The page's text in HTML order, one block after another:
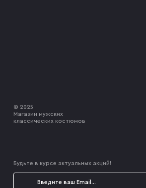
© 2025
Магазин мужских
классических костюмов
Будьте в курсе актуальных акций!